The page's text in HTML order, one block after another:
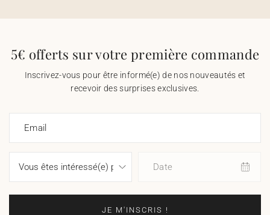
5€ offerts sur votre première commande
Inscrivez-vous pour être informé(e) de nos nouveautés et
recevoir des surprises exclusives.
Email
Date
JE M'INSCRIS !